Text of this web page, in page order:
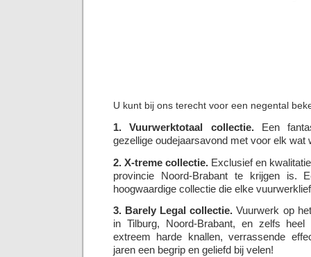
U kunt bij ons terecht voor een negental
1. Vuurwerktotaal collectie.Een
gezellige oudejaarsavond met voor elk wat
2. X-treme collectie. Exclusief en
provincie Noord-Brabant te krijgen is.
hoogwaardige collectie die elke
3. Barely Legal collectie. Vuurwerk op
in Tilburg, Noord-Brabant, en zelfs
extreem harde knallen, verrassende
jaren een begrip en geliefd bij velen!